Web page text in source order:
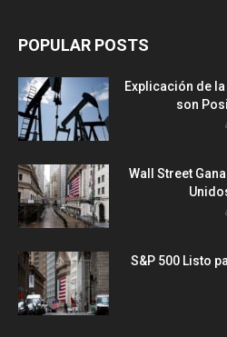
POPULAR POSTS
Explicación de
son
Wall Street
S&P 500 Listo